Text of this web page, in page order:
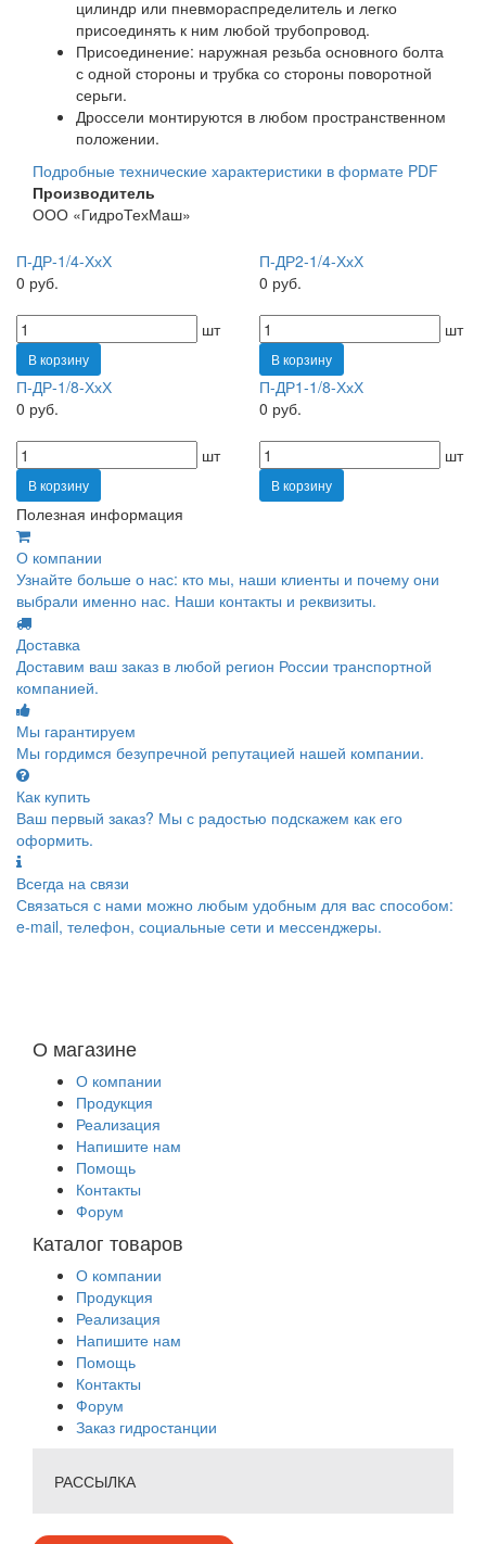
цилиндр или пневмораспределитель и легко
присоединять к ним любой трубопровод.
Присоединение: наружная резьба основного болта
с одной стороны и трубка со стороны поворотной
серьги.
Дроссели монтируются в любом пространственном
положении.
Подробные технические характеристики в формате PDF
Производитель
ООО «ГидроТехМаш»
П-ДР-1/4-ХхХ
0 руб.
шт
В корзину
П-ДР2-1/4-ХхХ
0 руб.
шт
В корзину
П-ДР-1/8-ХхХ
0 руб.
шт
В корзину
П-ДР1-1/8-ХхХ
0 руб.
шт
В корзину
Полезная информация
О компании
Узнайте больше о нас: кто мы, наши клиенты и почему они
выбрали именно нас. Наши контакты и реквизиты.
Доставка
Доставим ваш заказ в любой регион России транспортной
компанией.
Мы гарантируем
Мы гордимся безупречной репутацией нашей компании.
Как купить
Ваш первый заказ? Мы с радостью подскажем как его
оформить.
Всегда на связи
Связаться с нами можно любым удобным для вас способом:
e-mail, телефон, социальные сети и мессенджеры.
О магазине
О компании
Продукция
Реализация
Напишите нам
Помощь
Контакты
Форум
Каталог товаров
О компании
Продукция
Реализация
Напишите нам
Помощь
Контакты
Форум
Заказ гидростанции
РАССЫЛКА